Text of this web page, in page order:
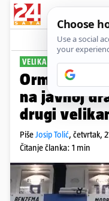
VELIKA AUKCIJA
Ormarić
na javnoj
drugi
PišeJosip Tolić, četvrtak,
Čitanje članka: 1 min